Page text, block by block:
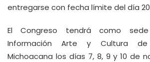
entregarse con fecha límite del día
El Congreso tendrá como
Información Arte y Cultura de
Michoacana los días 7, 8, 9 y 10 de